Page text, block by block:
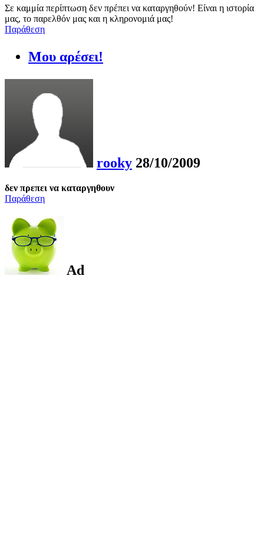
Σε καμμία περίπτωση δεν πρέπει να καταργηθούν! Είναι η ιστορία
μας, το παρελθόν μας και η κληρονομιά μας!
Παράθεση
Μου αρέσει!
rooky 28/10/2009
δεν πρεπει να καταργηθουν
Παράθεση
Ad